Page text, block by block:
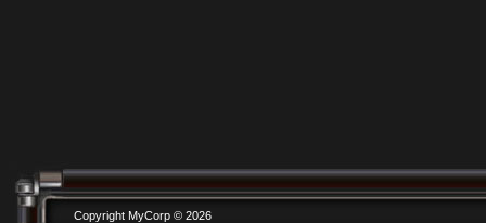
Copyright MyCorp © 2026